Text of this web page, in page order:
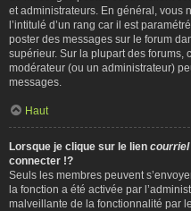
et administrateurs. En général, vous
l’intitulé d’un rang car il est
poster des messages sur le forum
supérieur. Sur la plupart des forums,
modérateur (ou un administrateur)
messages.
Haut
Lorsque je clique sur le lien courriel
connecter !?
Seuls les membres peuvent
la fonction a été activée par
malveillante de la fonctionnalité par